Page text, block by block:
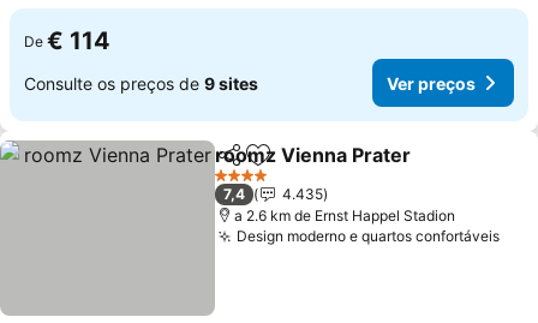
De € 114
Consulte os preços de 9 sites Ver preços
PartilharAdicionar aos favoritos
roomz Vienna Prater
4 Estrelas
7,4
4.435
a 2.6 km de Ernst Happel Stadion
Design moderno e quartos confortáveis